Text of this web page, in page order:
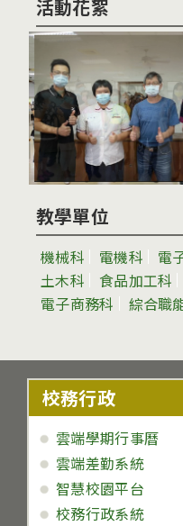
活動花絮
教學單位
機械科 電機科 電
土木科
食品加工科
電子商務科
綜合職
校務行政
雲端學期行事曆
雲端差勤系統
智慧校園平台
校務行政系統